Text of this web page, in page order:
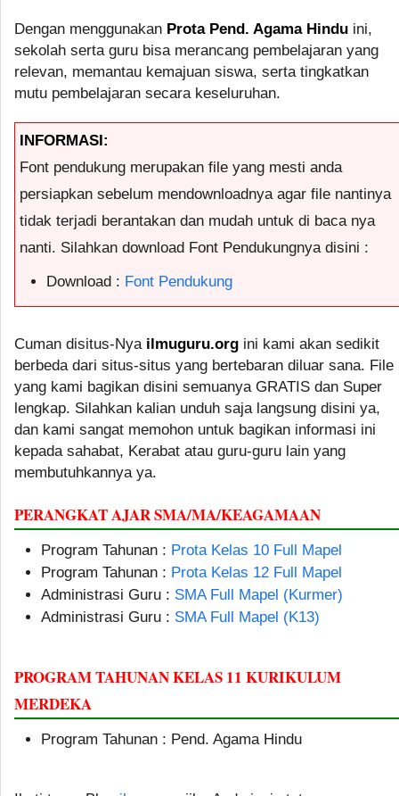
Dengan menggunakan Prota Pend. Agama Hindu ini,
sekolah serta guru bisa merancang pembelajaran yang
relevan, memantau kemajuan siswa, serta tingkatkan
mutu pembelajaran secara keseluruhan.
INFORMASI:
Font pendukung merupakan file yang mesti anda
persiapkan sebelum mendownloadnya agar file nantinya
tidak terjadi berantakan dan mudah untuk di baca nya
nanti. Silahkan download Font Pendukungnya disini :
Download : Font Pendukung
Cuman disitus-Nya ilmuguru.org ini kami akan sedikit
berbeda dari situs-situs yang bertebaran diluar sana. File
yang kami bagikan disini semuanya GRATIS dan Super
lengkap. Silahkan kalian unduh saja langsung disini ya,
dan kami sangat memohon untuk bagikan informasi ini
kepada sahabat, Kerabat atau guru-guru lain yang
membutuhkannya ya.
PERANGKAT AJAR SMA/MA/KEAGAMAAN
Program Tahunan : Prota Kelas 10 Full Mapel
Program Tahunan : Prota Kelas 12 Full Mapel
Administrasi Guru : SMA Full Mapel (Kurmer)
Administrasi Guru : SMA Full Mapel (K13)
PROGRAM TAHUNAN KELAS 11 KURIKULUM
MERDEKA
Program Tahunan : Pend. Agama Hindu